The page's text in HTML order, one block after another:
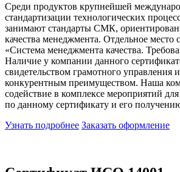
Среди продуктов крупнейшей
стандартизации технологических
занимают стандарты СМК,
качества менеджмента. Отдельное место
«Система менеджмента качества.
Наличие у компании данного
свидетельством грамотного управления
конкурентным преимуществом. Наша
содействие в комплексе мероприятий
по данному сертификату и его
Узнать подробнее Заказать оформление